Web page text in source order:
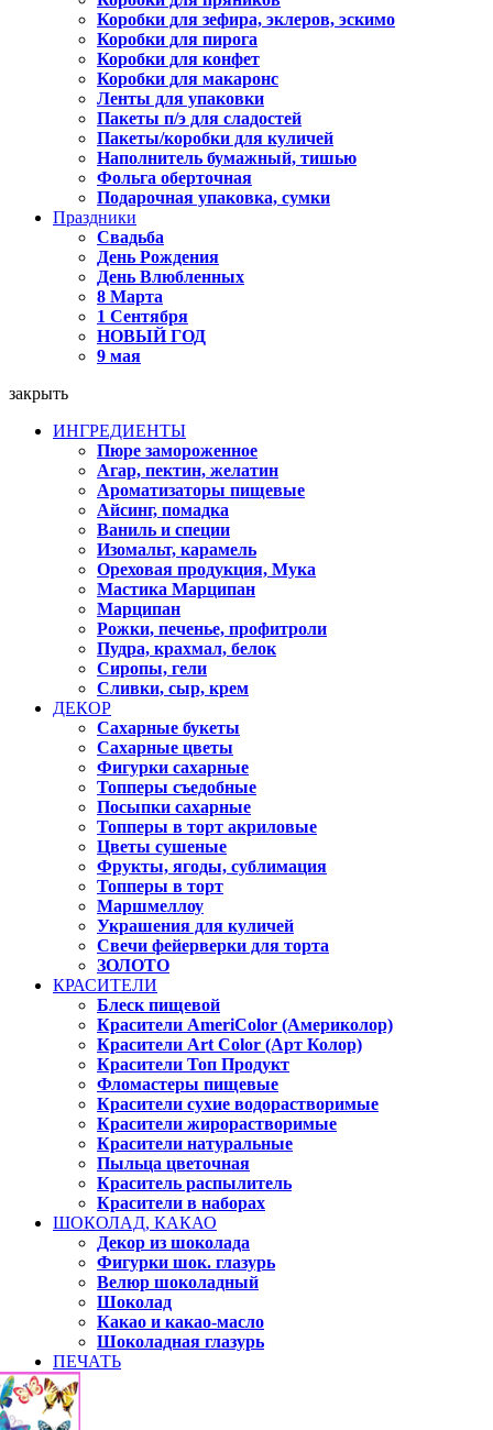
Коробки для зефира, эклеров, эскимо
Коробки для пирога
Коробки для конфет
Коробки для макаронс
Ленты для упаковки
Пакеты п/э для сладостей
Пакеты/коробки для куличей
Наполнитель бумажный, тишью
Фольга оберточная
Подарочная упаковка, сумки
Праздники
Свадьба
День Рождения
День Влюбленных
8 Марта
1 Сентября
НОВЫЙ ГОД
9 мая
закрыть
ИНГРЕДИЕНТЫ
Пюре замороженное
Агар, пектин, желатин
Ароматизаторы пищевые
Айсинг, помадка
Ваниль и специи
Изомальт, карамель
Ореховая продукция, Мука
Мастика Марципан
Марципан
Рожки, печенье, профитроли
Пудра, крахмал, белок
Сиропы, гели
Сливки, сыр, крем
ДЕКОР
Сахарные букеты
Сахарные цветы
Фигурки сахарные
Топперы съедобные
Посыпки сахарные
Топперы в торт акриловые
Цветы сушеные
Фрукты, ягоды, сублимация
Топперы в торт
Маршмеллоу
Украшения для куличей
Свечи фейерверки для торта
ЗОЛОТО
КРАСИТЕЛИ
Блеск пищевой
Красители AmeriColor (Америколор)
Красители Art Color (Арт Колор)
Красители Топ Продукт
Фломастеры пищевые
Красители сухие водорастворимые
Красители жирорастворимые
Красители натуральные
Пыльца цветочная
Краситель распылитель
Красители в наборах
ШОКОЛАД, КАКАО
Декор из шоколада
Фигурки шок. глазурь
Велюр шоколадный
Шоколад
Какао и какао-масло
Шоколадная глазурь
ПЕЧАТЬ